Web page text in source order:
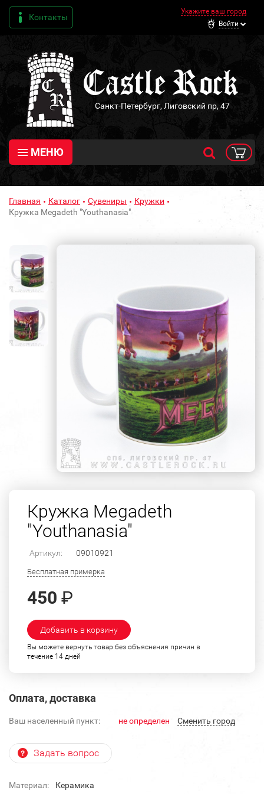
Контакты
Укажите ваш город
Войти
Санкт-Петербург, Лиговский пр, 47
МЕНЮ
Главная Каталог Сувениры
Кружки
Кружка Megadeth "Youthanasia"
Кружка Megadeth
"Youthanasia"
Артикул: 09010921
Бесплатная примерка
450 ₽
Добавить в корзину
Вы можете вернуть товар без объяснения причин в
течение 14 дней
Оплата, доставка
Ваш населенный пункт: не определен Cменить город
Задать вопрос
Материал:
Керамика